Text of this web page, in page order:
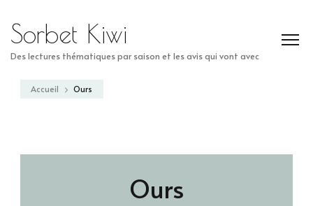
Sorbet Kiwi
Des lectures thématiques par saison et les avis qui vont avec
Accueil Ours
Ours